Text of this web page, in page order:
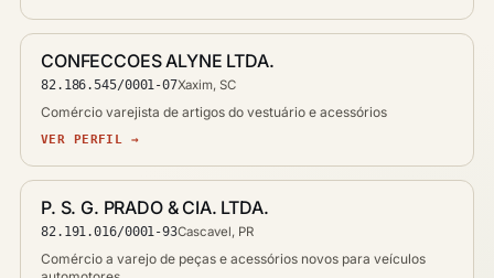
CONFECCOES ALYNE LTDA.
82.186.545/0001-07Xaxim, SC
Comércio varejista de artigos do vestuário e acessórios
VER PERFIL →
P. S. G. PRADO & CIA. LTDA.
82.191.016/0001-93Cascavel, PR
Comércio a varejo de peças e acessórios novos para veículos